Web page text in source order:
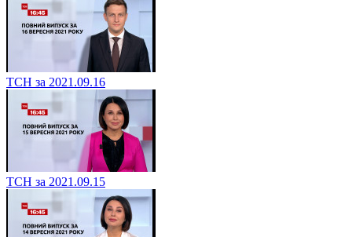
ТСН за 2021.09.16
ТСН за 2021.09.15